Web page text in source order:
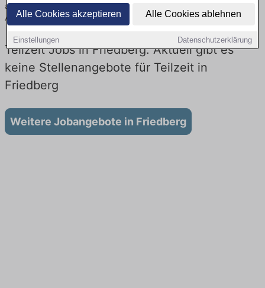
Alle Cookies akzeptieren Alle Cookies ablehnen
Einstellungen Datenschutzerklärung
aktuellsten Angebote. Entdecken Sie freie Optionen von Top-
Arbeitgebern und bewerben Sie sich noch heute.
Teilzeit Jobs in Friedberg: Aktuell gibt es
keine Stellenangebote für Teilzeit in
Friedberg
Weitere Jobangebote in Friedberg